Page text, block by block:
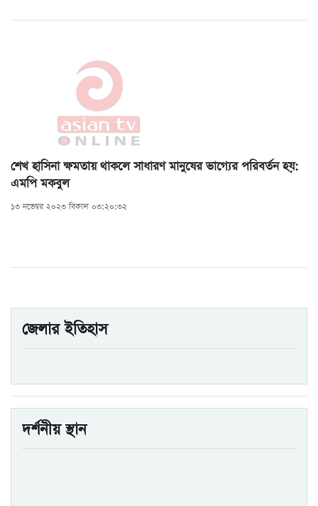
শেখ হাসিনা ক্ষমতায় থাকলে সাধারণ মানুষের ভাগ্যের পরিবর্তন হয়:
এমপি মকবুল
১৩ নভেম্বর ২০২৩ বিকাল ০৩:২০:৩২
জেলার ইতিহাস
দর্শনীয় স্থান